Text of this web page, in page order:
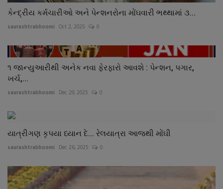
કેન્દ્રીય કર્મચારીઓ અને પેન્શનરોના મોંઘવારી ભથ્થામાં ૩...
saurashtrabhoomi Oct 2, 2025 0
૧ જાન્યુઆરીથી અનેક નવા ફેરફારો આવશે : પેન્શન, પગાર,
ખર્ચ,...
saurashtrabhoomi Dec 29, 2025 0
યાત્રીગણ કૃપયા ધ્યાન દે... રેલયાત્રા આજથી મોંઘી
saurashtrabhoomi Dec 26, 2025 0